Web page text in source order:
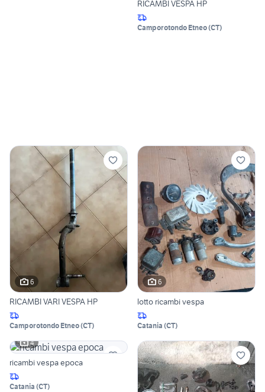
RICAMBI VESPA HP
Camporotondo Etneo(CT)
6
RICAMBI VARI VESPA HP
Camporotondo Etneo(CT)
6
lotto ricambi vespa
Catania (CT)
4
ricambi vespa epoca
Catania (CT)